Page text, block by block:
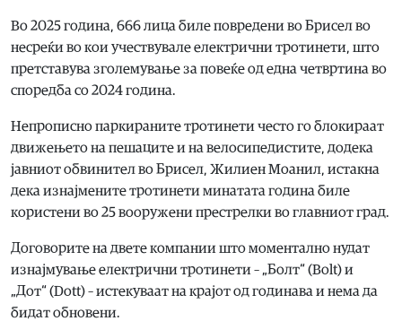
Во 2025 година, 666 лица биле повредени во Брисел во
несреќи во кои учествувале електрични тротинети, што
претставува зголемување за повеќе од една четвртина во
споредба со 2024 година.
Непрописно паркираните тротинети често го блокираат
движењето на пешаците и на велосипедистите, додека
јавниот обвинител во Брисел, Жилиен Моанил, истакна
дека изнајмените тротинети минатата година биле
користени во 25 вооружени престрелки во главниот град.
Договорите на двете компании што моментално нудат
изнајмување електрични тротинети – „Болт“ (Bolt) и
„Дот“ (Dott) – истекуваат на крајот од годинава и нема да
бидат обновени.